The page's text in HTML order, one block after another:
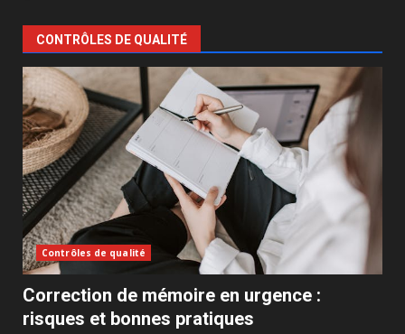
CONTRÔLES DE QUALITÉ
Contrôles de qualité
Correction de mémoire en urgence :
risques et bonnes pratiques